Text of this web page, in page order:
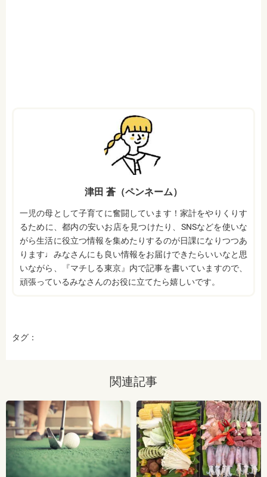
津田 蒼（ペンネーム）
一児の母として子育てに奮闘しています！家計をやりくりす
るために、都内の安いお店を見つけたり、SNSなどを使いな
がら生活に役立つ情報を集めたりするのが日課になりつつあ
ります♩みなさんにも良い情報をお届けできたらいいなと思
いながら、『マチしる東京』内で記事を書いていますので、
頑張っているみなさんのお役に立てたら嬉しいです。
タグ：
関連記事